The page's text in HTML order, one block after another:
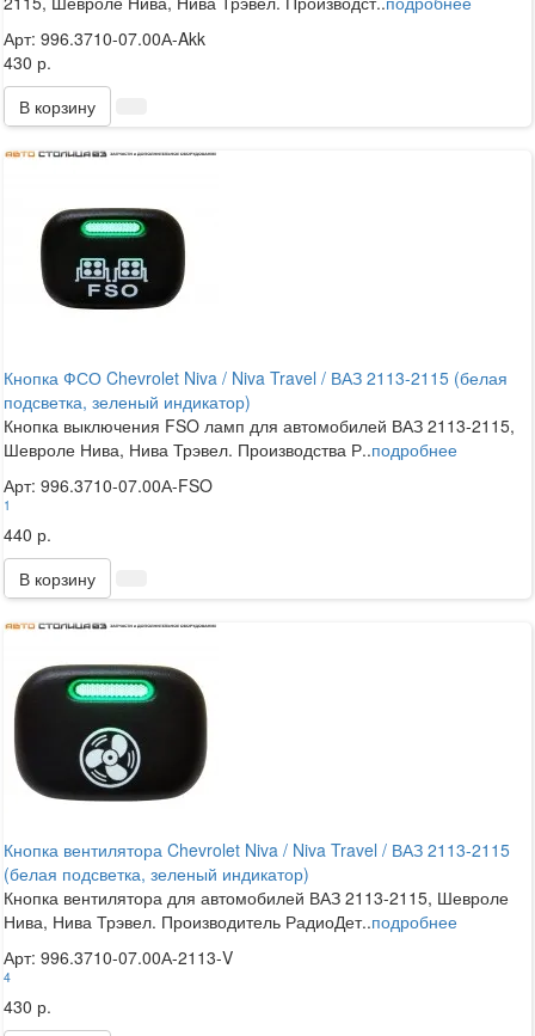
Арт: 996.3710-07.00А-Akk
430 р.
В корзину
Кнопка ФСО Chevrolet Niva / Niva Travel / ВАЗ 2113-2115 (белая
подсветка, зеленый индикатор)
Кнопка выключения FSO ламп для автомобилей ВАЗ 2113-2115,
Шевроле Нива, Нива Трэвел. Производства Р..подробнее
Арт: 996.3710-07.00А-FSO
1
440 р.
В корзину
Кнопка вентилятора Chevrolet Niva / Niva Travel / ВАЗ 2113-2115
(белая подсветка, зеленый индикатор)
Кнопка вентилятора для автомобилей ВАЗ 2113-2115, Шевроле
Нива, Нива Трэвел. Производитель РадиоДет..подробнее
Арт: 996.3710-07.00А-2113-V
4
430 р.